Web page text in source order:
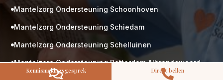
Altijd vertrouwde gezichten
Hoog gekwalificeerd
Contact opnemen
 Mantelzorg Ondersteuning Schoonhoven
 Mantelzorg Ondersteuning Schiedam
 Mantelzorg Ondersteuning Schelluinen
Mantelzorg Ondersteuning Rotterdam Albrandswaard

Kennismakingsgesprek 
Direct bellen